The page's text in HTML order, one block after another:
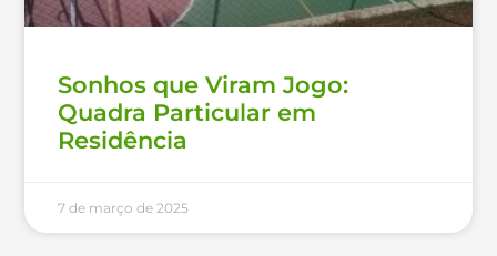
Sonhos que Viram Jogo:
Quadra Particular em
Residência
7 de março de 2025